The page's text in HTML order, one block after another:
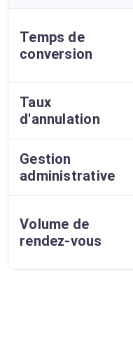
Temps de
conversion
Taux
d'annulation
Gestion
administrative
Volume de
rendez-vous